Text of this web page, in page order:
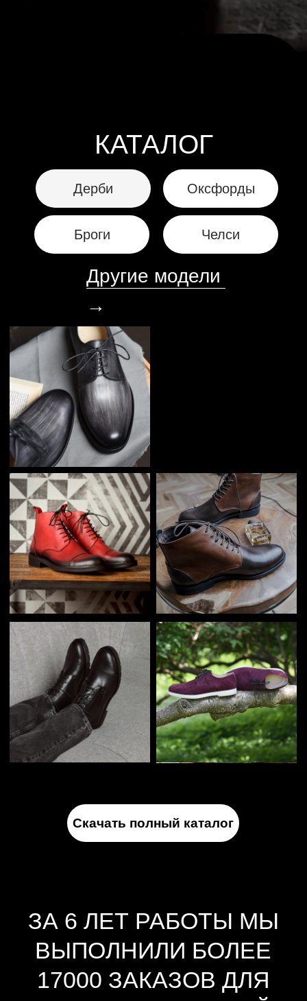
Скачать полный каталог
ЗА 6 ЛЕТ РАБОТЫ МЫ
ВЫПОЛНИЛИ БОЛЕЕ
17000 ЗАКАЗОВ ДЛЯ
КЛИЕНТОВ СО ВСЕЙ
РОССИИ
САЛОН В МОСКВЕ